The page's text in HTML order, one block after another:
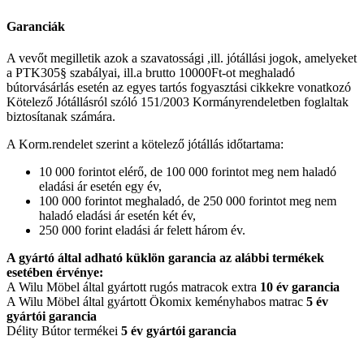
Garanciák
A vevőt megilletik azok a szavatossági ,ill. jótállási jogok, amelyeket
a PTK305§ szabályai, ill.a brutto 10000Ft-ot meghaladó
bútorvásárlás esetén az egyes tartós fogyasztási cikkekre vonatkozó
Kötelező Jótállásról szóló 151/2003 Kormányrendeletben foglaltak
biztosítanak számára.
A Korm.rendelet szerint a kötelező jótállás időtartama:
10 000 forintot elérő, de 100 000 forintot meg nem haladó
eladási ár esetén egy év,
100 000 forintot meghaladó, de 250 000 forintot meg nem
haladó eladási ár esetén két év,
250 000 forint eladási ár felett három év.
A gyártó által adható küklön garancia az alábbi termékek
esetében érvénye:
A Wilu Möbel által gyártott rugós matracok extra 10 év garancia
A Wilu Möbel által gyártott Ökomix keményhabos matrac 5 év
gyártói garancia
Délity Bútor termékei 5 év gyártói garancia